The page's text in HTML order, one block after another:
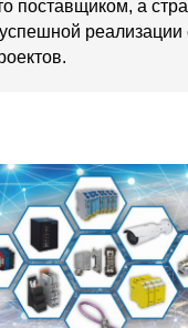
поставщиком, а